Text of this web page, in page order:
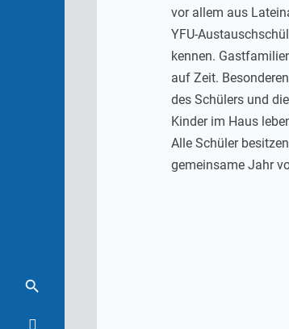
vor allem aus
YFU-
kennen.
auf Zeit.
des Schülers und
Kinder im Haus
Alle Schüler
gemeinsame Jahr